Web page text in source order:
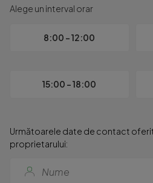
Alege un interval orar
8:00 - 12:00
15:00 - 18:00
Următoarele date de contact
proprietarului: